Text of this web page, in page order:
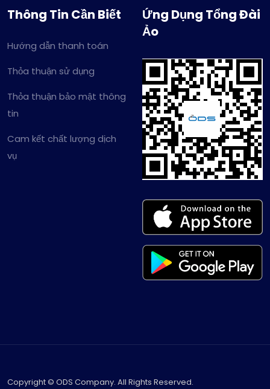
Thông Tin Cần Biết
Hướng dẫn thanh toán
Thỏa thuận sử dụng
Thỏa thuận bảo mật thông
tin
Cam kết chất lượng dịch
vụ
Ứng Dụng Tổng Đài
Ảo
Copyright © ODS Company. All Rights Reserved.